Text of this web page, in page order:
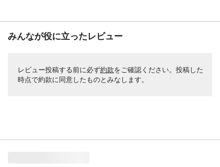
みんなが役に立ったレビュー
レビュー投稿する前に必ず約款をご確認ください。投稿した
時点で約款に同意したものとみなします。